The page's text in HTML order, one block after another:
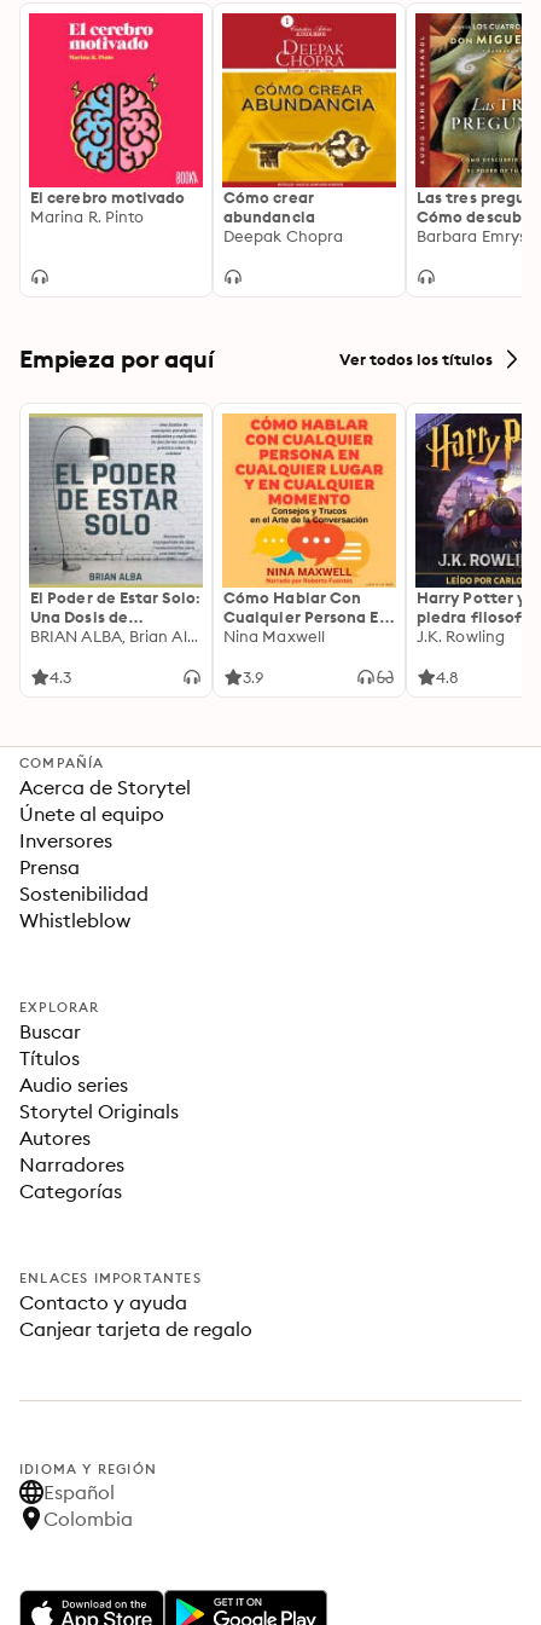
El cerebro motivado
Marina R. Pinto
Cómo crear
abundancia
Deepak Chopra
Las tres
Cómo descubrir
dominar el
Empieza por aquí Ver todos los títulos
El Poder de Estar Solo:
Una Dosis de
Motivación
Ideas Revolucionarias
BRIAN ALBA, Brian Alba
4.3
Cómo Hablar Con
Cualquier Persona En
Cualquier Lugar Y En
Nina Maxwell
3.9
Harry Potter y
piedra filosofal
J.K. Rowling
4.8
COMPAÑÍA
Acerca de Storytel
Únete al equipo
Inversores
Prensa
Sostenibilidad
Whistleblow
EXPLORAR
Buscar
Títulos
Audio series
Storytel Originals
Autores
Narradores
Categorías
ENLACES IMPORTANTES
Contacto y ayuda
Canjear tarjeta de regalo
IDIOMA Y REGIÓN
Español
Colombia